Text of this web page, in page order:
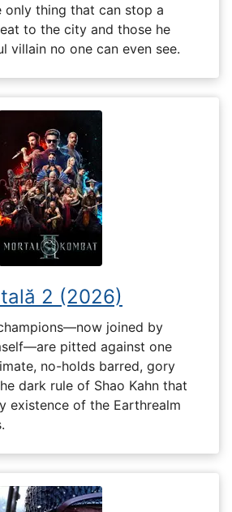
only thing that can stop a
to the city and those he
villain no one can even see.
2 (2026)
joined by
pitted against one
no-holds barred, gory
dark rule of Shao Kahn that
existence of the Earthrealm